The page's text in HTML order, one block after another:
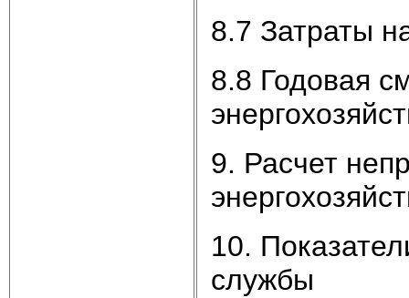
8.7 Затраты
8.8 Годовая
9. Расчет
10.
службы